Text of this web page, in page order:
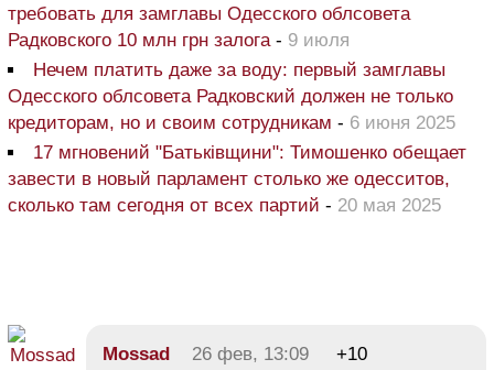
требовать для замглавы Одесского облсовета
Радковского 10 млн грн залога- 9 июля
Нечем платить даже за воду: первый замглавы
Одесского облсовета Радковский должен не только
кредиторам, но и своим сотрудникам - 6 июня 2025
17 мгновений "Батьківщини": Тимошенко обещает
завести в новый парламент столько же одесситов,
сколько там сегодня от всех партий - 20 мая 2025
Mossad 26 фев, 13:09
+10